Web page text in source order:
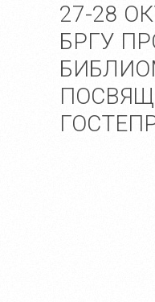
27-28
БРГУ